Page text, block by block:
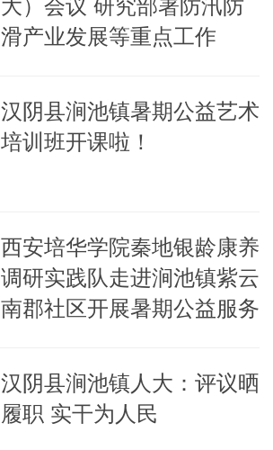
滑产业发展等重点工作
汉阴县涧池镇暑期公益艺术
培训班开课啦！
西安培华学院秦地银龄康养
调研实践队走进涧池镇紫云
南郡社区开展暑期公益服务
汉阴县涧池镇人大：评议晒
履职 实干为人民